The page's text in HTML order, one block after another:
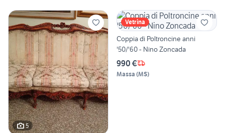
5
Vetrina
Coppia di Poltroncine anni
'50/'60 - Nino Zoncada
990 €
Massa (MS)